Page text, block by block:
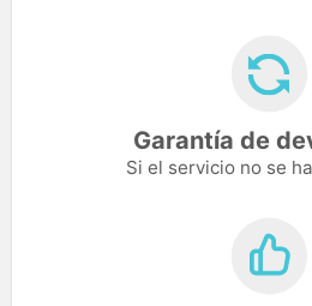
Garantía de
Si el servicio no se